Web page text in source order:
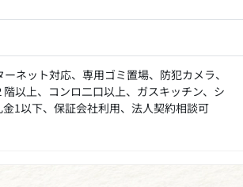
ネット対応、専用ゴミ置場、防犯カメラ、
以上、コンロ二口以上、ガスキッチン、シ
1以下、保証会社利用、法人契約相談可